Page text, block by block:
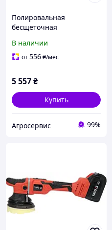
Полировальная
бесщеточная
YATO Li-Ion 18В 3Ачас
диск 150мм
В наличии
от556₴/мес
5 557₴
Купить
Агросервис 99%